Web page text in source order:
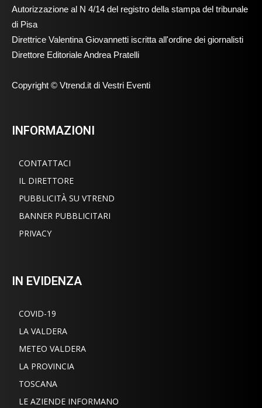
Autorizzazione al N 4/14 del registro della stampa del tribunale
di Pisa
Direttrice Valentina Giovannetti iscritta all'ordine dei giornalisti
Direttore Editoriale Andrea Pratelli
Copyright © Vtrend.it di Vestri Eventi
INFORMAZIONI
CONTATTACI
IL DIRETTORE
PUBBLICITÀ SU VTREND
BANNER PUBBLICITARI
PRIVACY
IN EVIDENZA
COVID-19
LA VALDERA
METEO VALDERA
LA PROVINCIA
TOSCANA
LE AZIENDE INFORMANO